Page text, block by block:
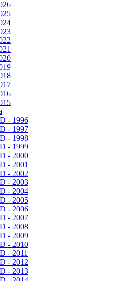
- 1996
- 1997
- 1998
- 1999
- 2000
- 2001
- 2002
- 2003
- 2004
- 2005
- 2006
- 2007
- 2008
- 2009
- 2010
- 2011
- 2012
- 2013